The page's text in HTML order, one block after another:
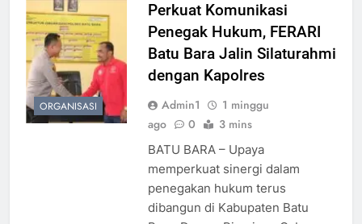
ORGANISASI
Perkuat Komunikasi
Penegak Hukum, FERARI
Batu Bara Jalin Silaturahmi
dengan Kapolres
Admin1
1 minggu
ago
0 3 mins
BATU BARA – Upaya
memperkuat sinergi dalam
penegakan hukum terus
dibangun di Kabupaten Batu